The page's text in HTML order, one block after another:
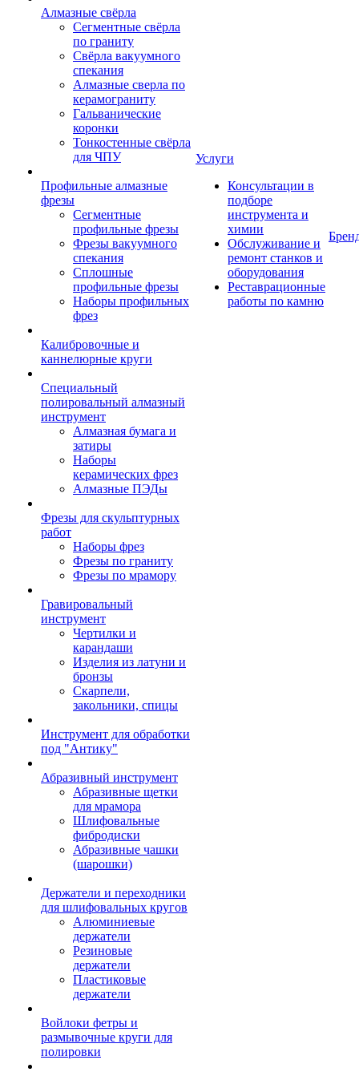
Алмазные свёрла
Сегментные свёрла
по граниту
Свёрла вакуумного
спекания
Алмазные сверла по
керамограниту
Гальванические
коронки
Тонкостенные свёрла
для ЧПУ
Профильные алмазные
фрезы
Сегментные
профильные фрезы
Фрезы вакуумного
спекания
Сплошные
профильные фрезы
Наборы профильных
фрез
Калибровочные и
каннелюрные круги
Специальный
полировальный алмазный
инструмент
Алмазная бумага и
затиры
Наборы
керамических фрез
Алмазные ПЭДы
Фрезы для скульптурных
работ
Наборы фрез
Фрезы по граниту
Фрезы по мрамору
Гравировальный
инструмент
Чертилки и
карандаши
Изделия из латуни и
бронзы
Скарпели,
закольники, спицы
Инструмент для обработки
под "Антику"
Абразивный инструмент
Абразивные щетки
для мрамора
Шлифовальные
фибродиски
Абразивные чашки
(шарошки)
Держатели и переходники
для шлифовальных кругов
Алюминиевые
держатели
Резиновые
держатели
Пластиковые
держатели
Войлоки фетры и
размывочные круги для
полировки
Услуги
Консультации в
подборе
инструмента и
химии
Обслуживание и
ремонт станков и
оборудования
Реставрационные
работы по камню